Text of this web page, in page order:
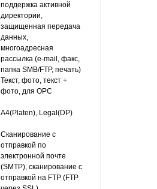
поддержка активной
директории,
защищенная передача
данных,
многоадресная
рассылка (e-mail, факс,
папка SMB/FTP, печать)
Текст, фото, текст +
фото, для ОРС
A4(Platen), Legal(DP)
Сканирование с
отправкой по
электронной почте
(SMTP), сканирование с
отправкой на FTP (FTP